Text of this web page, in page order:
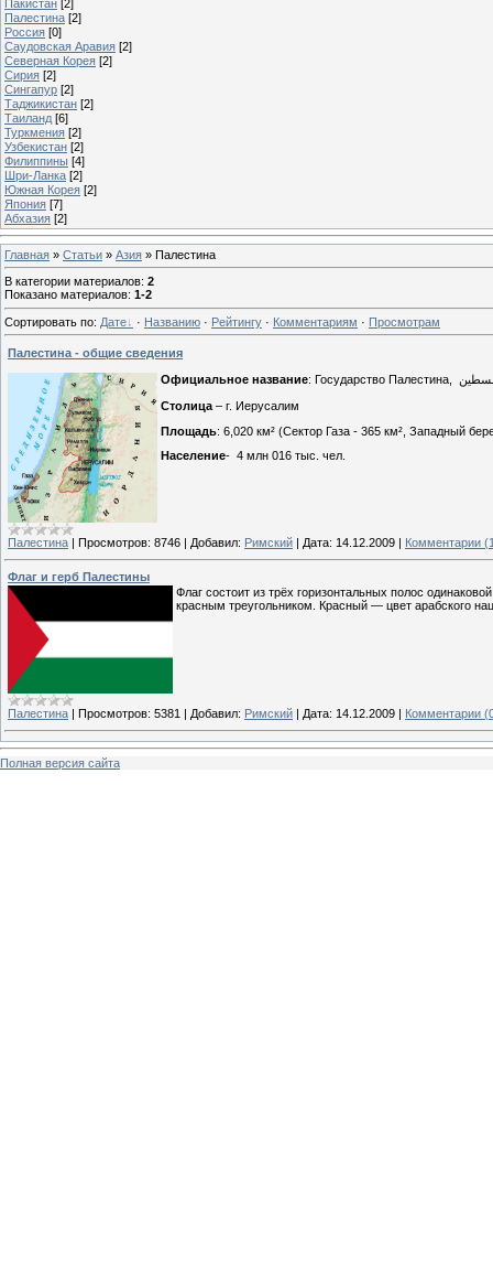
Пакистан [2]
Палестина [2]
Россия [0]
Саудовская Аравия [2]
Северная Корея [2]
Сирия [2]
Сингапур [2]
Таджикистан [2]
Таиланд [6]
Туркмения [2]
Узбекистан [2]
Филиппины [4]
Шри-Ланка [2]
Южная Корея [2]
Япония [7]
Абхазия [2]
Главная » Статьи » Азия » Палестина
В категории материалов: 2
Показано материалов: 1-2
Сортировать по: Дате · Названию · Рейтингу · Комментариям · Просмотрам
Палестина - общие сведения
Официальное название: Государство Палестина,
Столица – г. Иерусалим
Площадь: 6,020 км² (Сектор Газа - 365 км², Западный
Население- 4 млн 016 тыс. чел.
Палестина Просмотров: 8746 Добавил: Римский Дата: 14.12.2009 Комментарии
Флаг и герб Палестины
Флаг состоит из трёх горизонтальных полос
красным треугольником. Красный — цвет арабского
Палестина Просмотров: 5381 Добавил: Римский Дата: 14.12.2009 Комментарии
Полная версия сайта